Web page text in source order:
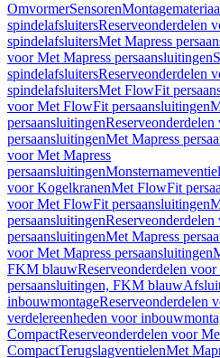
OmvormerSensoren
spindelafsluitersReserveonderdelen
spindelafsluitersMet Mapress
voor Met Mapress persaansluitingen
spindelafsluitersReserveonderdelen
spindelafsluitersMet FlowFit
voor Met FlowFit persaansluitingen
persaansluitingen
persaansluitingenMet Mapress
voor Met Mapress
persaansluitingen
voor KogelkranenMet FlowFit
voor Met FlowFit persaansluitingen
persaansluitingen
persaansluitingenMet Mapress
voor Met Mapress persaansluitingen
FKM blauwReserveonderdelen
persaansluitingen, FKM blauw
inbouwmontageReserveonderdelen
verdelereenheden voor
CompactReserveonderdelen voor
CompactTerugslagventielenMet